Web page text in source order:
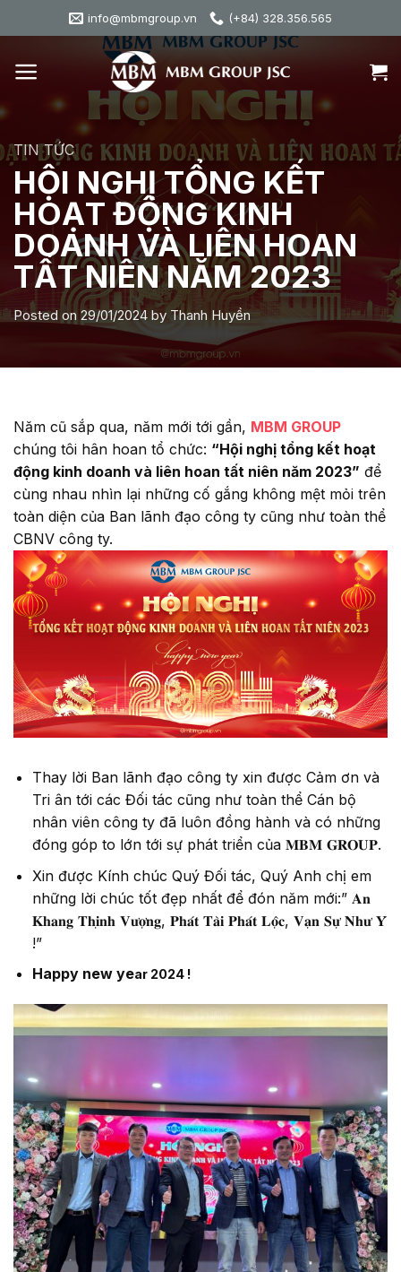
to
info@mbmgroup.vn (+84) 328.356.565
TIN TỨC
HỘI NGHỊ TỔNG KẾT
HOẠT ĐỘNG KINH
DOANH VÀ LIÊN HOAN
TẤT NIÊN NĂM 2023
Posted on 29/01/2024by Thanh Huyền
Năm cũ sắp qua, năm mới tới gần, MBM GROUP
chúng tôi hân hoan tổ chức: “Hội nghị tổng kết hoạt
động kinh doanh và liên hoan tất niên năm 2023” để
cùng nhau nhìn lại những cố gắng không mệt mỏi trên
toàn diện của Ban lãnh đạo công ty cũng như toàn thể
CBNV công ty.
Thay lời Ban lãnh đạo công ty xin được Cảm ơn và
Tri ân tới các Đối tác cũng như toàn thể Cán bộ
nhân viên công ty đã luôn đồng hành và có những
đóng góp to lớn tới sự phát triển của 𝐌𝐁𝐌 𝐆𝐑𝐎𝐔𝐏.
Xin được Kính chúc Quý Đối tác, Quý Anh chị em
những lời chúc tốt đẹp nhất để đón năm mới:” 𝐀𝐧
𝐊𝐡𝐚𝐧𝐠 𝐓𝐡𝐢̣𝐧𝐡 𝐕𝐮̛𝐨̛̣𝐧𝐠, 𝐏𝐡𝐚́𝐭 𝐓𝐚̀𝐢 𝐏𝐡𝐚́𝐭 𝐋𝐨̣̂𝐜, 𝐕𝐚̣𝐧 𝐒𝐮̛̣ 𝐍𝐡𝐮̛ 𝐘́
!”
Happy new year 2024 !